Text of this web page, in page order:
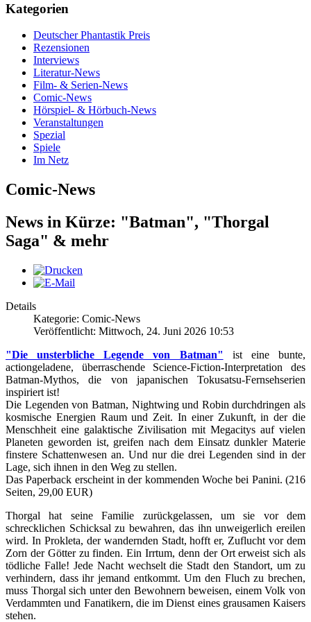
Kategorien
Deutscher Phantastik Preis
Rezensionen
Interviews
Literatur-News
Film- & Serien-News
Comic-News
Hörspiel- & Hörbuch-News
Veranstaltungen
Spezial
Spiele
Im Netz
Comic-News
News in Kürze: "Batman", "Thorgal
Saga" & mehr
Details
Kategorie: Comic-News
Veröffentlicht: Mittwoch, 24. Juni 2026 10:53
"Die unsterbliche Legende von Batman" ist eine bunte,
actiongeladene, überraschende Science-Fiction-Interpretation des
Batman-Mythos, die von japanischen Tokusatsu-Fernsehserien
inspiriert ist!
Die Legenden von Batman, Nightwing und Robin durchdringen als
kosmische Energien Raum und Zeit. In einer Zukunft, in der die
Menschheit eine galaktische Zivilisation mit Megacitys auf vielen
Planeten geworden ist, greifen nach dem Einsatz dunkler Materie
finstere Schattenwesen an. Und nur die drei Legenden sind in der
Lage, sich ihnen in den Weg zu stellen.
Das Paperback erscheint in der kommenden Woche bei Panini. (216
Seiten, 29,00 EUR)
Thorgal hat seine Familie zurückgelassen, um sie vor dem
schrecklichen Schicksal zu bewahren, das ihn unweigerlich ereilen
wird. In Prokleta, der wandernden Stadt, hofft er, Zuflucht vor dem
Zorn der Götter zu finden. Ein Irrtum, denn der Ort erweist sich als
tödliche Falle! Jede Nacht wechselt die Stadt den Standort, um zu
verhindern, dass ihr jemand entkommt. Um den Fluch zu brechen,
muss Thorgal sich unter den Bewohnern beweisen, einem Volk von
Verdammten und Fanatikern, die im Dienst eines grausamen Kaisers
stehen.